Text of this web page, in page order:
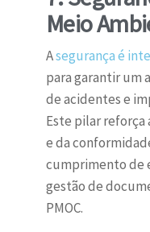
Meio
Asegurança é
para garantir um
de acidentes e
Este pilar reforça
e da
cumprimento de
gestão de
PMOC.